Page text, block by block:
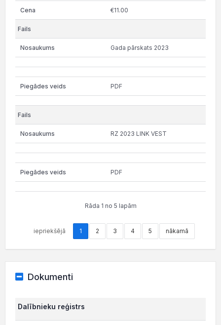
€11.00
Gada pārskats 2023
PDF
RZ 2023 LINK VEST
PDF
Rāda 1 no 5 lapām
iepriekšējā 1 2 3 4 5 nākamā
Dokumenti
Dalībnieku reģistrs